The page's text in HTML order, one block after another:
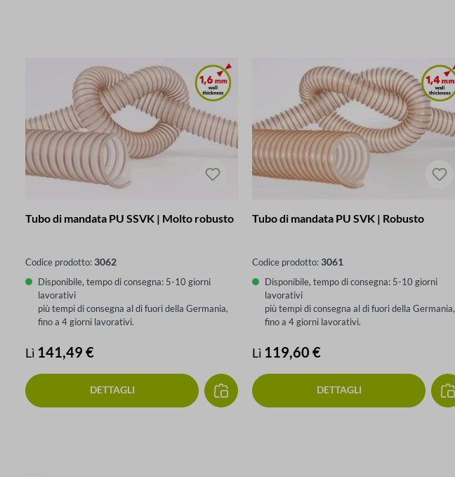
Tubo di mandata PU SSVK | Molto robusto
Codice prodotto:3062
Disponibile, tempo di consegna: 5-10 giorni
lavorativi
più tempi di consegna al di fuori della Germania,
fino a 4 giorni lavorativi.
Prezzo normale:
Lì 141,49 €
DETTAGLI
Tubo di mandata PU SVK | Robusto
Codice prodotto:3061
Disponibile, tempo di consegna: 5-10 giorni
lavorativi
più tempi di consegna al di fuori della Germania,
fino a 4 giorni lavorativi.
Prezzo normale:
Lì 119,60 €
DETTAGLI